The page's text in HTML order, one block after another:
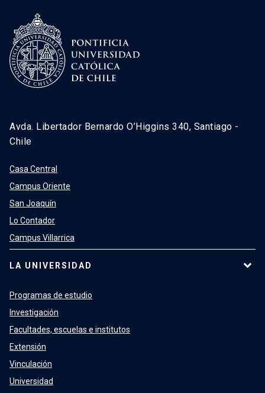
Avda. Libertador Bernardo O’Higgins 340, Santiago -
Chile
Casa Central
Campus Oriente
San Joaquín
Lo Contador
Campus Villarrica
LA UNIVERSIDAD
Programas de estudio
Investigación
Facultades, escuelas e institutos
Extensión
Vinculación
Universidad